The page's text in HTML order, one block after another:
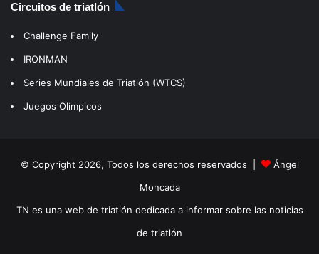
Circuitos de triatlón
Challenge Family
IRONMAN
Series Mundiales de Triatlón (WTCS)
Juegos Olímpicos
© Copyright 2026, Todos los derechos reservados |
Ángel
Moncada
TN es una web de triatlón dedicada a informar sobre las noticias
de triatlón